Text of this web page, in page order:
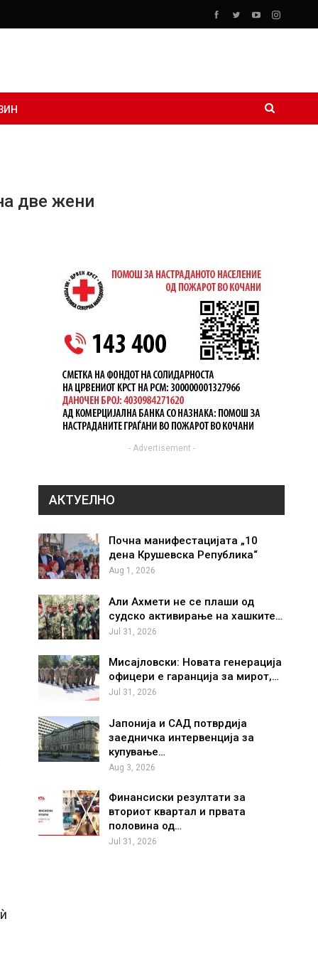
две жени
- Advertisement -
АКТУЕЛНО
Почна манифестацијата „10
дена Крушевска Република“
Aug 1, 2026
Али Ахмети не се плаши од
судско активирање на хашките…
Jul 31, 2026
Мисајловски: Новата генерација
офицери е гаранција за мирот,…
Jul 31, 2026
Јапонија и САД потврдија
заедничка интервенција за
купување…
Aug 3, 2026
Финансиски резултати за
вториот квартал и првата
половина од…
Jul 31, 2026